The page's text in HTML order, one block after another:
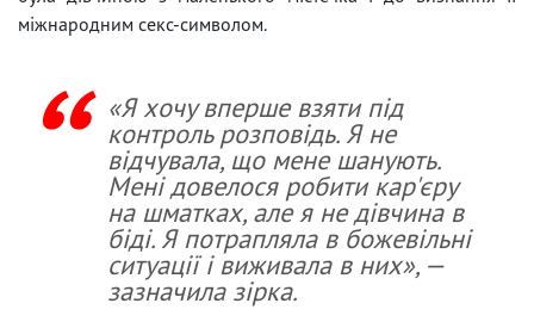
міжнародним секс-символом.
«Я хочу вперше взяти під
контроль розповідь. Я не
відчувала, що мене шанують.
Мені довелося робити кар'єру
на шматках, але я не дівчина в
біді. Я потрапляла в божевільні
ситуації і виживала в них», —
зазначила зірка.